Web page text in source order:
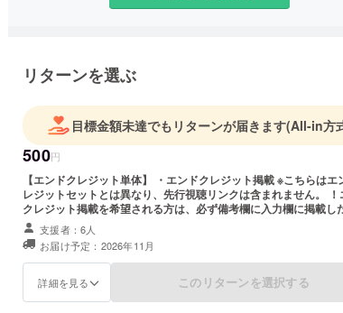
リターンを選ぶ
目標金額未達でもリターンが届きます(All-in方
500円
【エンドクレジット単体】 ・エンドクレジット掲載 ※こちらはエンドク
レジットセットとは異なり、先行視聴リンクは含まれません。 ！エンド
クレジット掲載を希望される方は、必ず備考欄に入力欄に掲載し
字を入力してください（特殊文字不可）！ ※掲載を希望しない場合
載不要」とご入力ください。 ※公序良俗に反すると判断された場合
載されません。
支援者：6人
お届け予定：2026年11月
詳細を見る このリターンを選択する